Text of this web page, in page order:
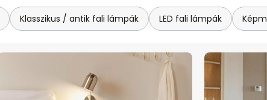
Klasszikus / antik fali lámpák LED fali lámpák